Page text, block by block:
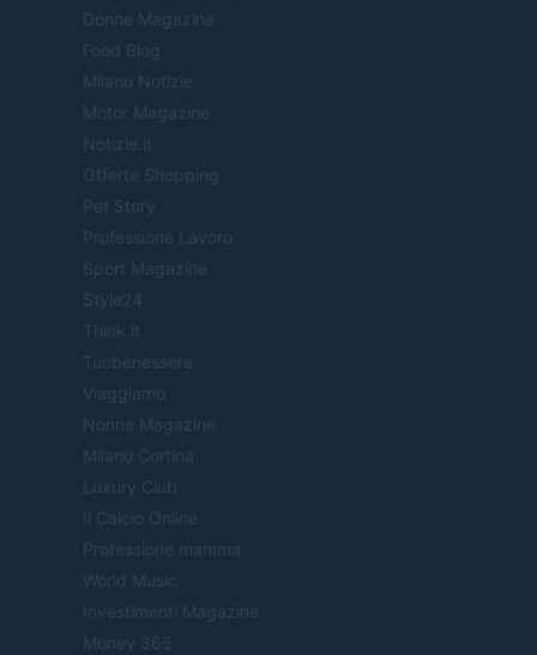
Donne Magazine
Food Blog
Milano Notizie
Motor Magazine
Notizie.it
Offerte Shopping
Pet Story
Professione Lavoro
Sport Magazine
Style24
Think.it
Tuobenessere
Viaggiamo
Nonne Magazine
Milano Cortina
Luxury Club
Il Calcio Online
Professione mamma
World Music
Investimenti Magazine
Money 365